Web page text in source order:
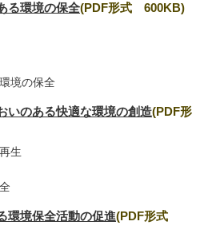
る環境の保全(PDF形式 600KB)
境の保全
のある快適な環境の創造(PDF形
生
境保全活動の促進(PDF形式